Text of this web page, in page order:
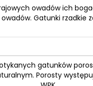
owadów ich
Gatunki rzadkie
gatunków
Porosty